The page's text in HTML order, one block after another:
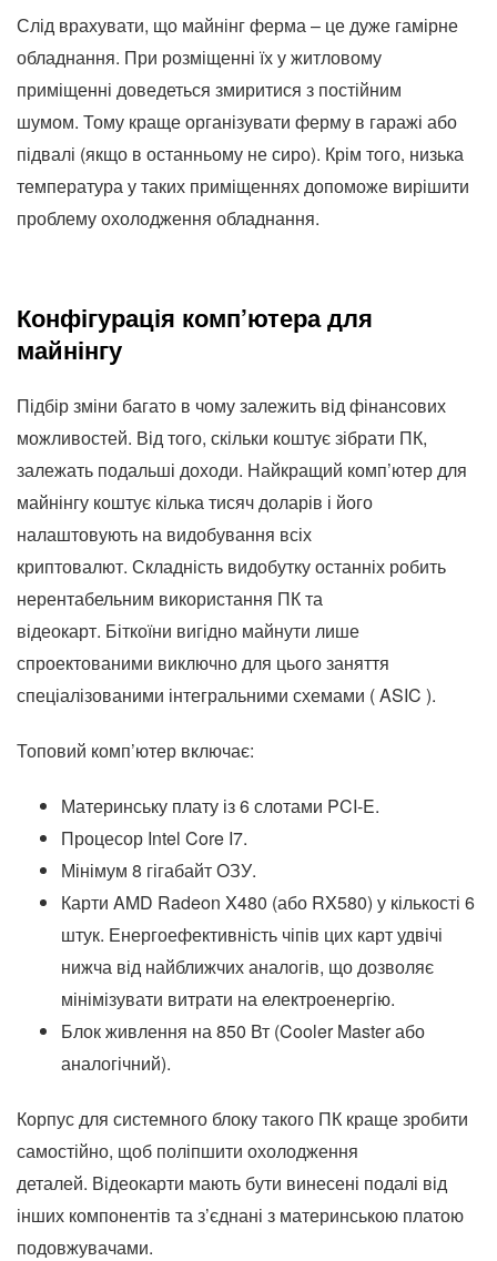
Слід врахувати, що майнінг ферма – це дуже гамірне
обладнання. При розміщенні їх у житловому
приміщенні доведеться змиритися з постійним
шумом. Тому краще організувати ферму в гаражі або
підвалі (якщо в останньому не сиро). Крім того, низька
температура у таких приміщеннях допоможе вирішити
проблему охолодження обладнання.
Конфігурація комп’ютера для
майнінгу
Підбір зміни багато в чому залежить від фінансових
можливостей. Від того, скільки коштує зібрати ПК,
залежать подальші доходи. Найкращий комп’ютер для
майнінгу коштує кілька тисяч доларів і його
налаштовують на видобування всіх
криптовалют. Складність видобутку останніх робить
нерентабельним використання ПК та
відеокарт. Біткоїни вигідно майнути лише
спроектованими виключно для цього заняття
спеціалізованими інтегральними схемами ( ASIC ).
Топовий комп’ютер включає:
Материнську плату із 6 слотами PCI-E.
Процесор Intel Core I7.
Мінімум 8 гігабайт ОЗУ.
Карти AMD Radeon X480 (або RX580) у кількості 6
штук. Енергоефективність чіпів цих карт удвічі
нижча від найближчих аналогів, що дозволяє
мінімізувати витрати на електроенергію.
Блок живлення на 850 Вт (Cooler Master або
аналогічний).
Корпус для системного блоку такого ПК краще зробити
самостійно, щоб поліпшити охолодження
деталей. Відеокарти мають бути винесені подалі від
інших компонентів та з’єднані з материнською платою
подовжувачами.